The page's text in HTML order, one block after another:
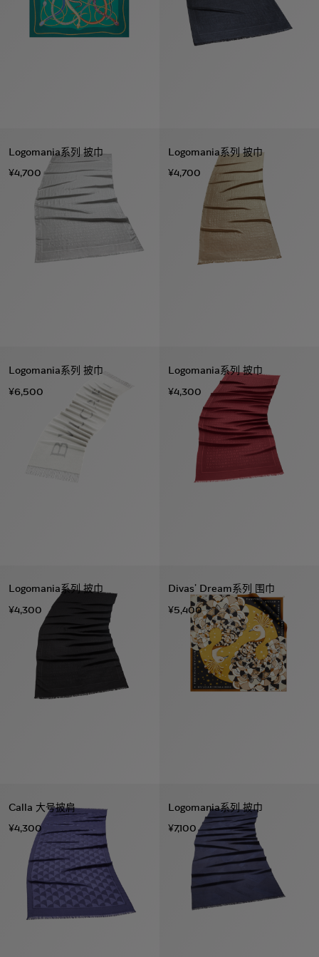
Logomania系列 披巾
¥4,700
Logomania系列 披巾
¥4,700
Logomania系列 披巾
¥6,500
Logomania系列 披巾
¥4,300
Logomania系列 披巾
¥4,300
Divas’ Dream系列 围巾
¥5,400
Calla 大号披肩
¥4,300
Logomania系列 披巾
¥7,100